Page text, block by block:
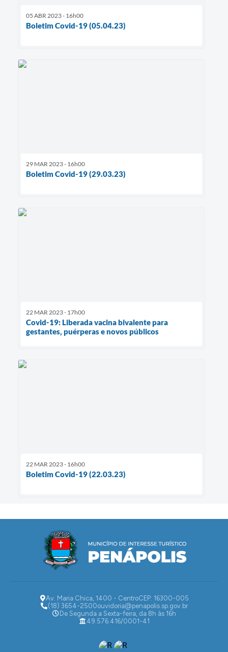
05 ABR 2023 - 16h00
Boletim Covid-19 (05.04.23)
29 MAR 2023 - 16h00
Boletim Covid-19 (29.03.23)
22 MAR 2023 - 17h00
Covid-19: Liberada vacina bivalente para
gestantes, puérperas e novos públicos
22 MAR 2023 - 16h00
Boletim Covid-19 (22.03.23)
Av. Maria Chica, 1400 - CentroCEP: 16300-005
(18) 3654-2500ouvidoria@penapolis.sp.gov.br
De Segunda a Sexta-feira, da 8h às 16h
49.576.416/0001-41